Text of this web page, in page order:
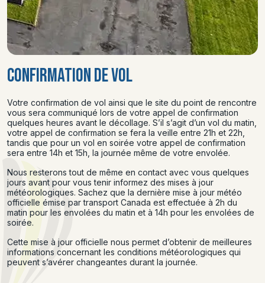
CONFIRMATION DE VOL
Votre confirmation de vol ainsi que le site du point de rencontre
vous sera communiqué lors de votre appel de confirmation
quelques heures avant le décollage. S’il s’agit d’un vol du matin,
votre appel de confirmation se fera la veille entre 21h et 22h,
tandis que pour un vol en soirée votre appel de confirmation
sera entre 14h et 15h, la journée même de votre envolée.
Nous resterons tout de même en contact avec vous quelques
jours avant pour vous tenir informez des mises à jour
météorologiques. Sachez que la dernière mise à jour météo
officielle émise par transport Canada est effectuée à 2h du
matin pour les envolées du matin et à 14h pour les envolées de
soirée.
Cette mise à jour officielle nous permet d’obtenir de meilleures
informations concernant les conditions météorologiques qui
peuvent s’avérer changeantes durant la journée.